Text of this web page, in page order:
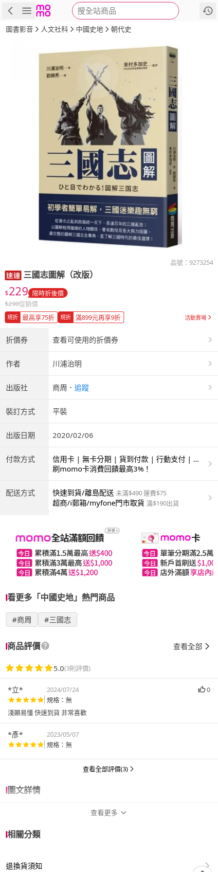
搜全站商品
商品 評價 簡介 推薦
圖書影音 人文社科 中國史地 朝代史
品號： 9273254
三國志圖解（改版）
$229 限時折後價
$290促銷價
現折 最高享75折 現折 滿899元再享9折 活動賣場
折價券 查看可使用的折價券
作者 川浦治明
出版社 商周 ． 追蹤
裝訂方式 平裝
出版日期 2020/02/06
付款方式
信用卡 | 無卡分期 | 貨到付款 | 行動支付 | 超
商付款 | ATM | 銀聯卡
刷momo卡消費回饋最高3%！
配送方式 快速到貨/離島配送 未滿$490 運費$75
超商/i郵箱/myfone門市取貨 滿$190出貨
看更多「中國史地」熱門商品
#商周 #三國志
商品評價 查看全部
5.0(3則評價)
*立* 2024/07/24
0
規格：無
淺顯易懂 快速到貨 非常喜歡
*彥*
2023/05/07
規格：無
查看全部評價(3)
圖文詳情
譯者
查看更多
相關分類
退換貨須知